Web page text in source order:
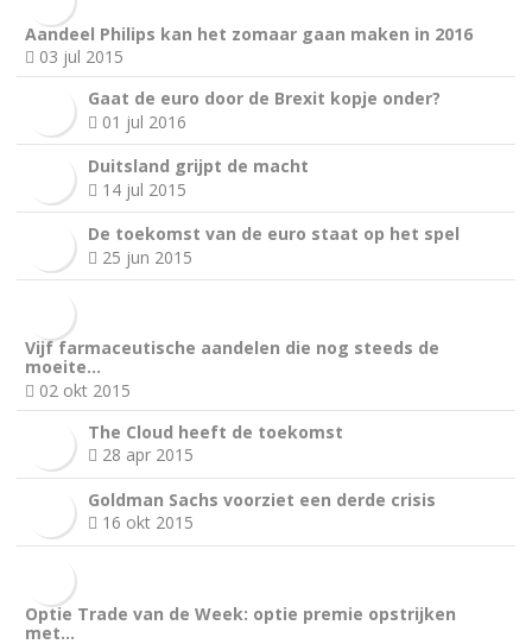
Aandeel Philips kan het zomaar gaan maken in 2016
03 jul 2015
Gaat de euro door de Brexit kopje onder?
01 jul 2016
Duitsland grijpt de macht
14 jul 2015
De toekomst van de euro staat op het spel
25 jun 2015
Vijf farmaceutische aandelen die nog steeds de
moeite…
02 okt 2015
The Cloud heeft de toekomst
28 apr 2015
Goldman Sachs voorziet een derde crisis
16 okt 2015
Optie Trade van de Week: optie premie opstrijken
met…